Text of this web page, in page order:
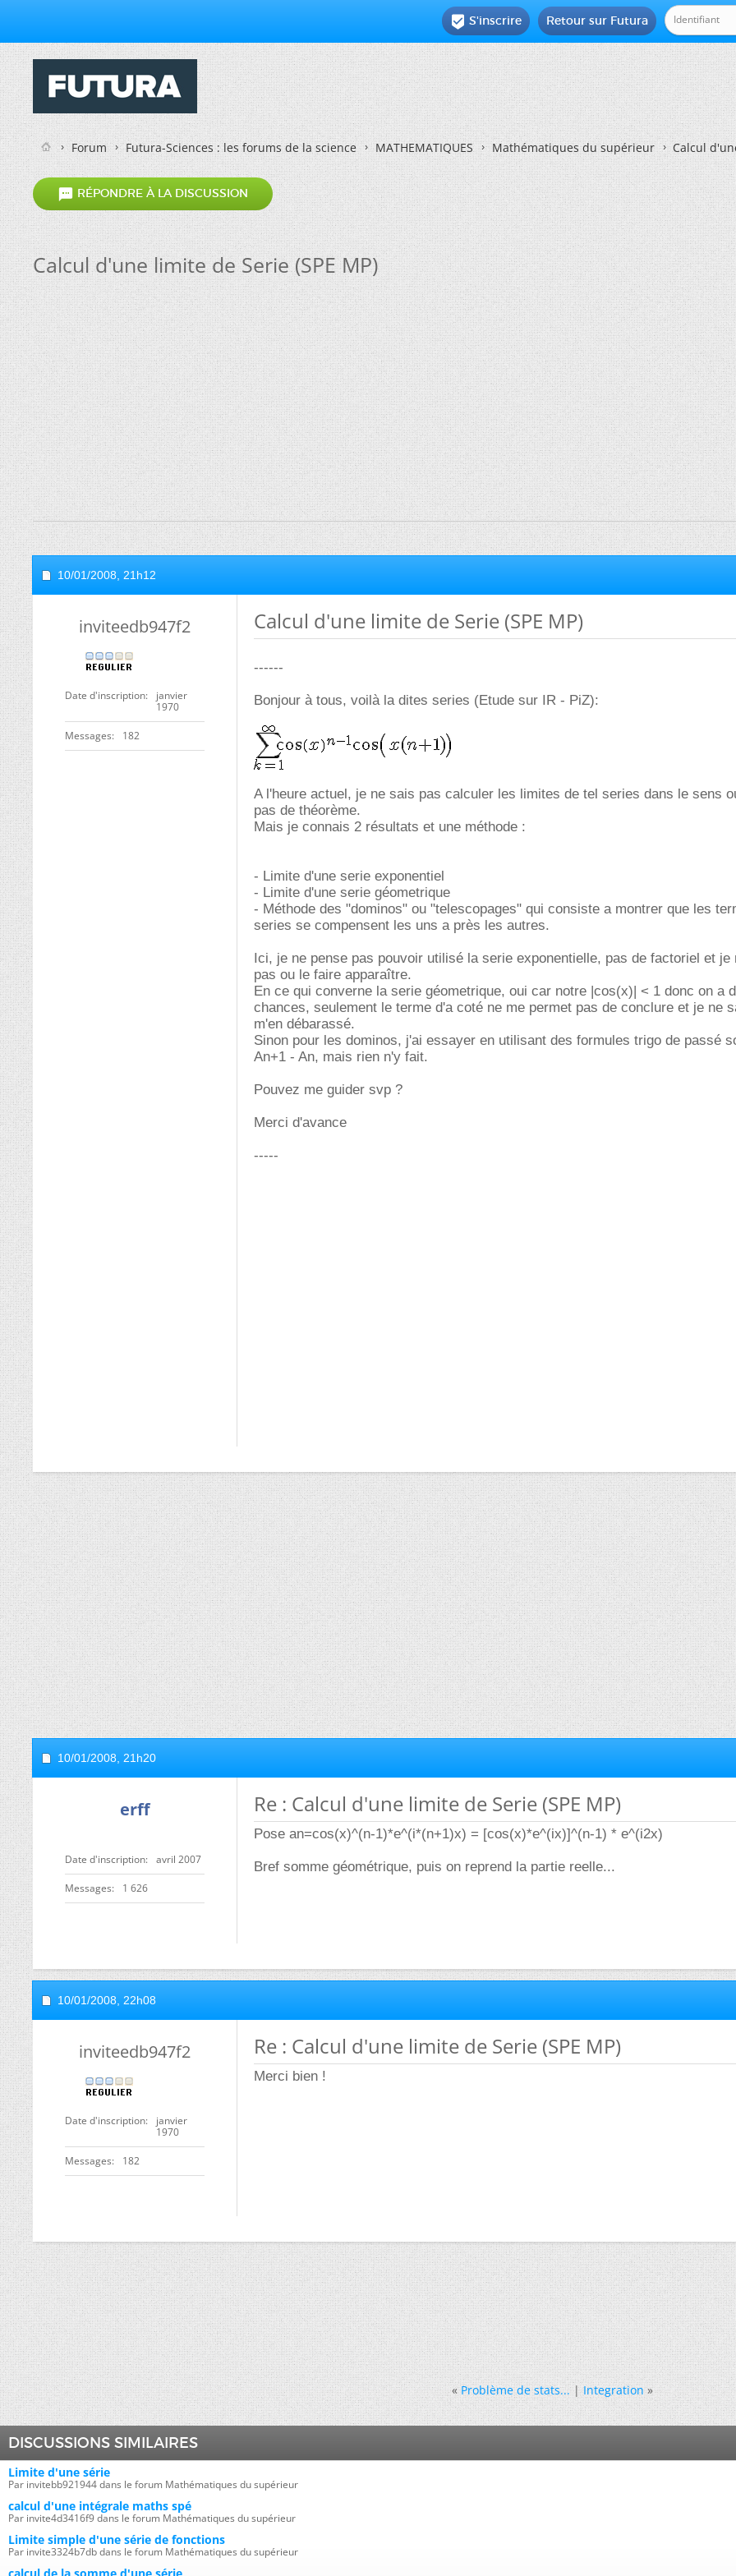
Retour sur Futura
 S'inscrire
Forum Futura-Sciences : les forums de la science MATHEMATIQUES Mathématiques du supérieur Calcul
 RÉPONDRE À LA DISCUSSION
Calcul d'une limite de Serie (SPE MP)
10/01/2008, 21h12
inviteedb947f2
Date d'inscription
janvier
1970
Messages 182
Calcul d'une limite de Serie (SPE MP)
------
Bonjour à tous, voilà la dites series (Etude sur IR - PiZ):
A l'heure actuel, je ne sais pas calculer les limites de tel series dans le sens
pas de théorème.
Mais je connais 2 résultats et une méthode :
- Limite d'une serie exponentiel
- Limite d'une serie géometrique
- Méthode des "dominos" ou "telescopages" qui consiste a montrer que les
series se compensent les uns a près les autres.
Ici, je ne pense pas pouvoir utilisé la serie exponentielle, pas de factoriel et je
pas ou le faire apparaître.
En ce qui converne la serie géometrique, oui car notre |cos(x)| < 1 donc on a
chances, seulement le terme d'a coté ne me permet pas de conclure et je ne
m'en débarassé.
Sinon pour les dominos, j'ai essayer en utilisant des formules trigo de passé
An+1 - An, mais rien n'y fait.
Pouvez me guider svp ?
Merci d'avance
-----
10/01/2008, 21h20
erff
Date d'inscription avril 2007
Messages 1 626
Re : Calcul d'une limite de Serie (SPE MP)
Pose an=cos(x)^(n-1)*e^(i*(n+1)x) = [cos(x)*e^(ix)]^(n-1) * e^(i2x)
Bref somme géométrique, puis on reprend la partie reelle...
10/01/2008, 22h08
inviteedb947f2
Date d'inscription
janvier
1970
Messages 182
Re : Calcul d'une limite de Serie (SPE MP)
Merci bien !
« Problème de stats...|Integration »
DISCUSSIONS SIMILAIRES
Limite d'une série
Par invitebb921944 dans le forum Mathématiques du supérieur
calcul d'une intégrale maths spé
Par invite4d3416f9 dans le forum Mathématiques du supérieur
Limite simple d'une série de fonctions
Par invite3324b7db dans le forum Mathématiques du supérieur